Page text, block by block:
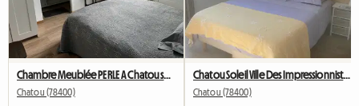
Chambre Meublée PERLE A Chatou salle de bain privee
Chatou (78400)
Chatou Soleil Ville Des Impressionnistes
Chatou (78400)